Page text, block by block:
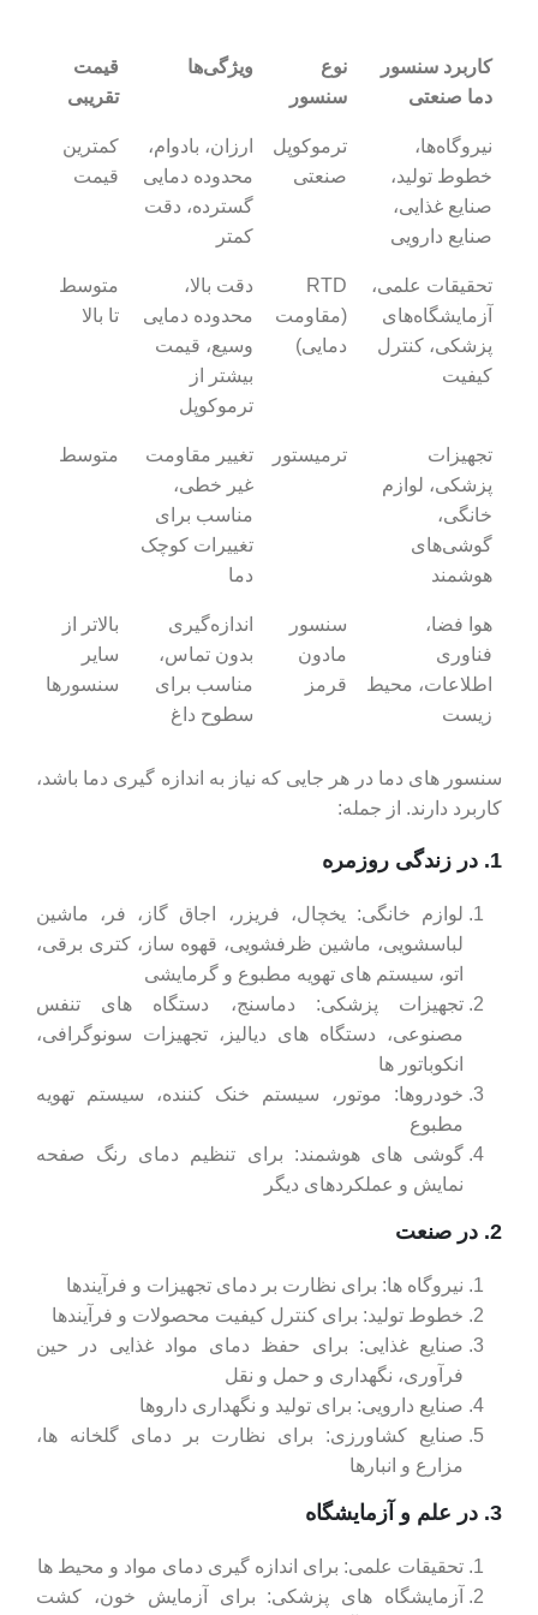
کاربرد سنسور
دما صنعتی
نوع
سنسور
ویژگی‌ها
قیمت
تقریبی
نیروگاه‌ها،
خطوط تولید،
صنایع غذایی،
صنایع دارویی
ترموکوپل
صنعتی
ارزان، بادوام،
محدوده دمایی
گسترده، دقت
کمتر
کمترین
قیمت
تحقیقات علمی،
آزمایشگاه‌های
پزشکی، کنترل
کیفیت
RTD
(مقاومت
دمایی)
دقت بالا،
محدوده دمایی
وسیع، قیمت
بیشتر از
ترموکوپل
متوسط
تا بالا
تجهیزات
پزشکی، لوازم
خانگی،
گوشی‌های
هوشمند
ترمیستور
تغییر مقاومت
غیر خطی،
مناسب برای
تغییرات کوچک
دما
متوسط
هوا فضا،
فناوری
اطلاعات، محیط
زیست
سنسور
مادون
قرمز
اندازه‌گیری
بدون تماس،
مناسب برای
سطوح داغ
بالاتر از
سایر
سنسورها
سنسور های دما در هر جایی که نیاز به اندازه‌ گیری دما باشد،
کاربرد دارند. از جمله:
1. در زندگی روزمره
لوازم خانگی: یخچال، فریزر، اجاق گاز، فر، ماشین
لباسشویی، ماشین ظرفشویی، قهوه ساز، کتری برقی،
اتو، سیستم‌ های تهویه مطبوع و گرمایشی
تجهیزات پزشکی: دماسنج، دستگاه‌ های تنفس
مصنوعی، دستگاه‌ های دیالیز، تجهیزات سونوگرافی،
انکوباتور ها
خودروها: موتور، سیستم خنک‌ کننده، سیستم تهویه
مطبوع
گوشی‌ های هوشمند: برای تنظیم دمای رنگ صفحه
نمایش و عملکردهای دیگر
2. در صنعت
نیروگاه ‌ها: برای نظارت بر دمای تجهیزات و فرآیندها
خطوط تولید: برای کنترل کیفیت محصولات و فرآیندها
صنایع غذایی: برای حفظ دمای مواد غذایی در حین
فرآوری، نگهداری و حمل و نقل
صنایع دارویی: برای تولید و نگهداری داروها
صنایع کشاورزی: برای نظارت بر دمای گلخانه‌ ها،
مزارع و انبارها
3. در علم و آزمایشگاه
تحقیقات علمی: برای اندازه‌ گیری دمای مواد و محیط‌ ها
آزمایشگاه ‌های پزشکی: برای آزمایش خون، کشت